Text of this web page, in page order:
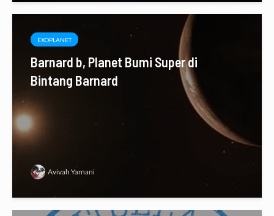
EXOPLANET
Barnard b, Planet Bumi Super di
Bintang Barnard
Avivah Yamani